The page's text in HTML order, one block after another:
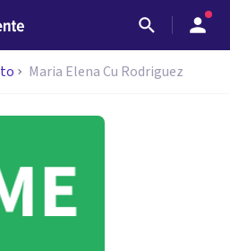
Maria Elena Cu Rodriguez